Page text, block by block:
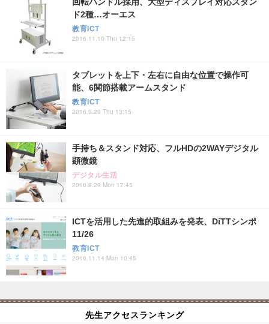
ド2種…オーエス
教育ICT
2016.11.10 Thu 12:15
タブレットを上下・左右に自由な位置で操作可
能、6関節搭載アームスタンド
教育ICT
2016.9.29 Thu 13:15
手持ち＆スタンド対応、フルHDの2WAYデジタル
顕微鏡
デジタル生活
2016.8.29 Mon 17:45
ICTを活用した先進的取組みを発表、DiTTシンポ
11/26
教育ICT
2016.11.14 Mon 10:45
先生アクセスランキング